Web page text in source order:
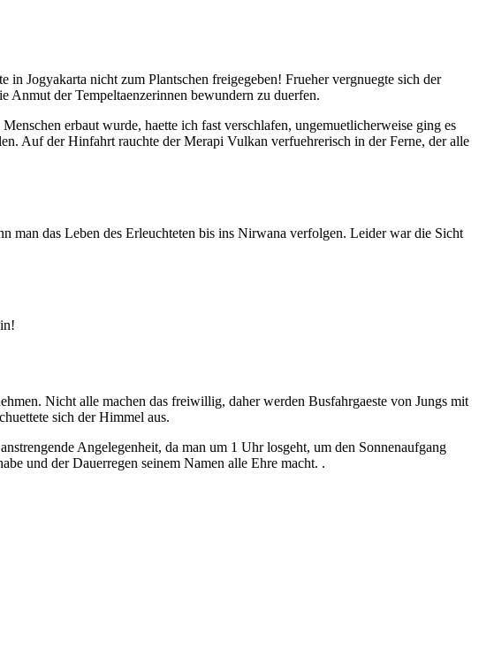
in Jogyakarta nicht zum Plantschen freigegeben! Frueher vergnuegte sich der
Anmut der Tempeltaenzerinnen bewundern zu duerfen.
erbaut wurde, haette ich fast verschlafen, ungemuetlicherweise ging es
Auf der Hinfahrt rauchte der Merapi Vulkan verfuehrerisch in der Ferne, der alle
man das Leben des Erleuchteten bis ins Nirwana verfolgen. Leider war die Sicht
Nicht alle machen das freiwillig, daher werden Busfahrgaeste von Jungs mit
sich der Himmel aus.
Angelegenheit, da man um 1 Uhr losgeht, um den Sonnenaufgang
und der Dauerregen seinem Namen alle Ehre macht. .